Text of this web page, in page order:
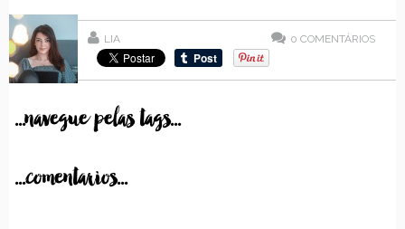
LIA 0 COMENTÁRIOS
...navegue pelas tags...
...comentarios...